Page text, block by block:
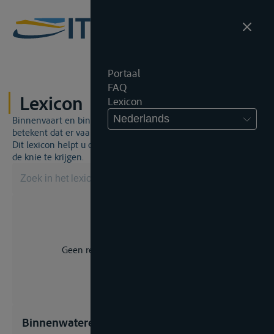
Portaal
FAQ
Lexicon
Nederlands
Lexicon
Binnenvaart en binnenvaartrecht is een unieke wereld. Dat
betekent dat er vaak een specifiek vakjargon gebruikt wordt.
Dit lexicon helpt u om een aantal broodnodige termen onder
de knie te krijgen.
Geen resultaat voor uw zoekopdracht.
Binnenwateren